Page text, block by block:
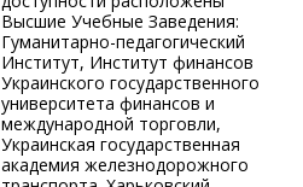
Высшие Учебные Заведения:
Гуманитарно-педагогический
Институт, Институт финансов
Украинского государственного
университета финансов и
международной торговли,
Украинская государственная
академия железнодорожного